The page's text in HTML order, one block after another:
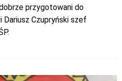
przygotowani do
Czupryński szef